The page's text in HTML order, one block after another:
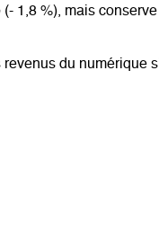
1,8 %), mais
du numérique